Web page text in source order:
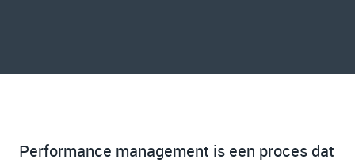
Performance management is een proces dat